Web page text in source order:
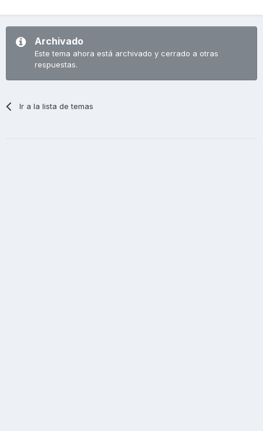
Archivado
Este tema ahora está archivado y cerrado a otras
respuestas.
Ir a la lista de temas